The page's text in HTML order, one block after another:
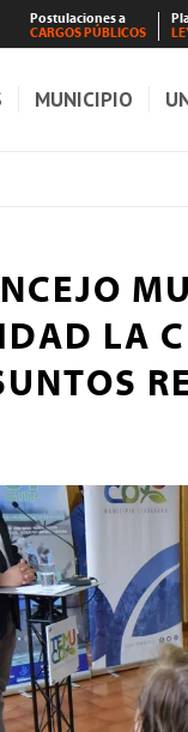
Postulaciones a
CARGOS PÚBLICOS
MUNICIPIO
LA